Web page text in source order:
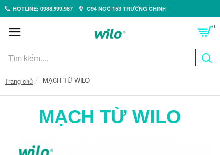
HOTLINE: 0988.999.987 C94 NGÕ 153 TRƯỜNG CHINH
0
Trang chủ MẠCH TỪ WILO
MẠCH TỪ WILO